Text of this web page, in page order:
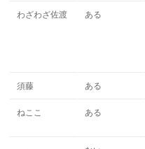
わざわざ佐渡 ある
須藤 ある
ねここ ある